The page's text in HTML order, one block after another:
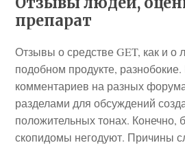
препарат
Отзывы о средстве GET, как и о
подобном продукте,
комментариев на разных
разделами для обсуждений
положительных тонах. Конечно,
скопидомы негодуют. Причины